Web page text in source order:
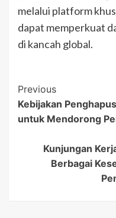
melalui platform
dapat memperkuat
di kancah global.
Post
Navigation
Previous
Kebijakan
untuk Mendorong
Kunjungan
Berbagai